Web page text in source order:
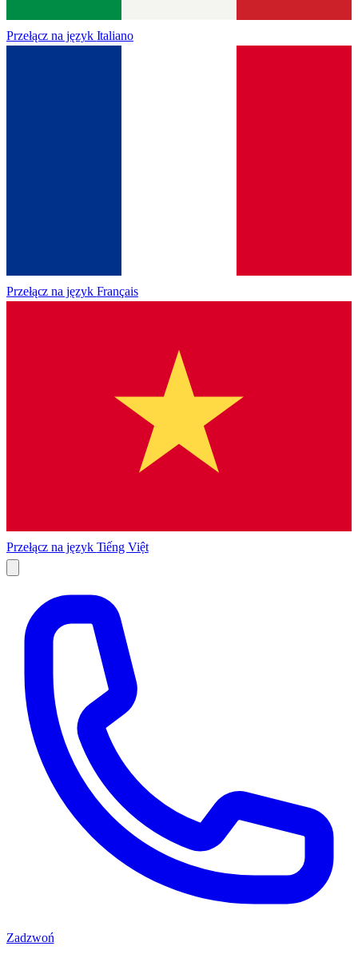
Przełącz na język Italiano
Przełącz na język Français
Przełącz na język Tiếng Việt
Zadzwoń